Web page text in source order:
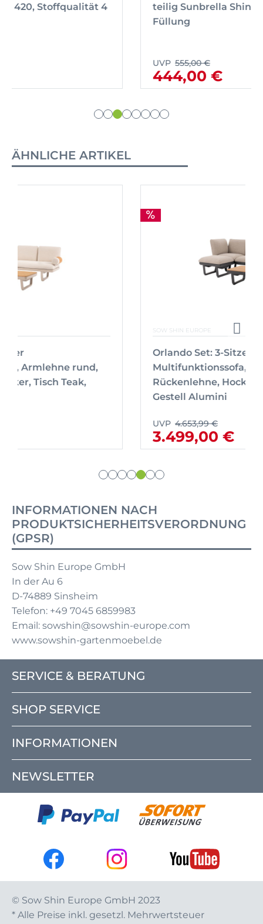
teilig Sunbrella Shingles PG3 EverDry
ÄHNLICHE ARTIKEL
Multifunktionssofa, Armlehne,
Rückenlehne, Hocker, Tisch Teak,
INFORMATIONEN NACH
PRODUKTSICHERHEITSVERORDNUNG
(GPSR)
Sow Shin Europe GmbH
In der Au 6
D-74889 Sinsheim
Telefon: +49 7045 6859983
Email: sowshin@sowshin-europe.com
www.sowshin-gartenmoebel.de
SERVICE & BERATUNG
SHOP SERVICE
INFORMATIONEN
NEWSLETTER
© Sow Shin Europe GmbH 2023
* Alle Preise inkl. gesetzl. Mehrwertsteuer